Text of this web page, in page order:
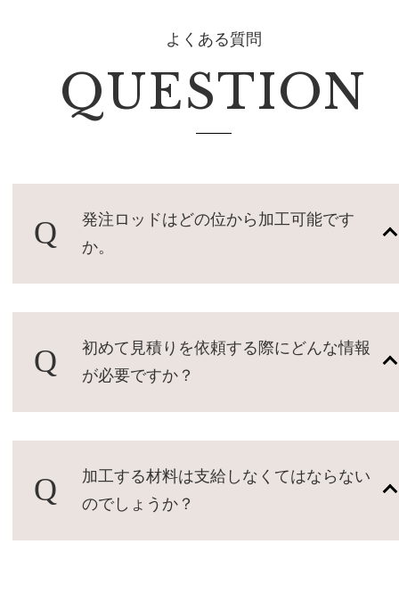
よくある質問
QUESTION
発注ロッドはどの位から加工可能です
か。
初めて見積りを依頼する際にどんな情報
が必要ですか？
加工する材料は支給しなくてはならない
のでしょうか？